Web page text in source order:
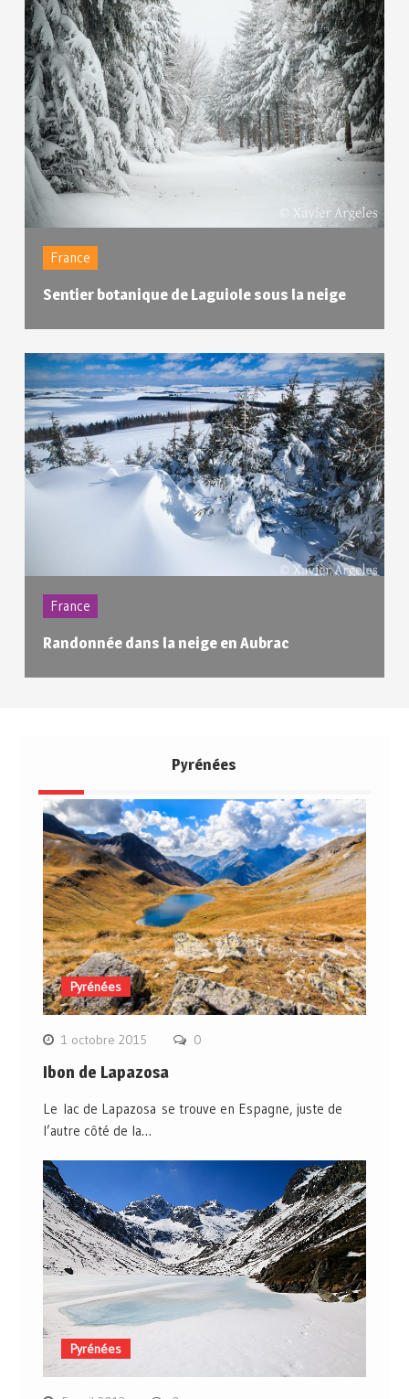
France
Sentier botanique de Laguiole sous la neige
France
Randonnée dans la neige en Aubrac
Pyrénées
Pyrénées
1 octobre 2015 0
Ibon de Lapazosa
Le lac de Lapazosa se trouve en Espagne, juste de
l’autre côté de la…
Pyrénées